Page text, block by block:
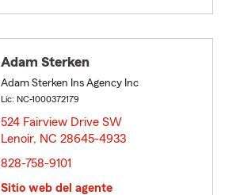
Adam Sterken
Adam Sterken Ins Agency Inc
Lic: NC-1000372179
524 Fairview Drive SW
Lenoir, NC 28645-4933
828-758-9101
Sitio web del agente